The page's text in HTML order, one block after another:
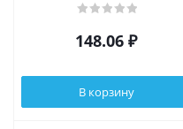
148.06 ₽
В корзину